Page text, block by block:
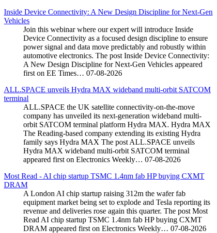
Inside Device Connectivity: A New Design Discipline for Next-Gen
Vehicles
Join this webinar where our expert will introduce Inside
Device Connectivity as a focused design discipline to ensure
power signal and data move predictably and robustly within
automotive electronics. The post Inside Device Connectivity:
A New Design Discipline for Next-Gen Vehicles appeared
first on EE Times… 07-08-2026
ALL.SPACE unveils Hydra MAX wideband multi-orbit SATCOM
terminal
ALL.SPACE the UK satellite connectivity-on-the-move
company has unveiled its next-generation wideband multi-
orbit SATCOM terminal platform Hydra MAX. Hydra MAX
The Reading-based company extending its existing Hydra
family says Hydra MAX The post ALL.SPACE unveils
Hydra MAX wideband multi-orbit SATCOM terminal
appeared first on Electronics Weekly… 07-08-2026
Most Read - AI chip startup TSMC 1.4nm fab HP buying CXMT
DRAM
A London AI chip startup raising 312m the wafer fab
equipment market being set to explode and Tesla reporting its
revenue and deliveries rose again this quarter. The post Most
Read AI chip startup TSMC 1.4nm fab HP buying CXMT
DRAM appeared first on Electronics Weekly… 07-08-2026